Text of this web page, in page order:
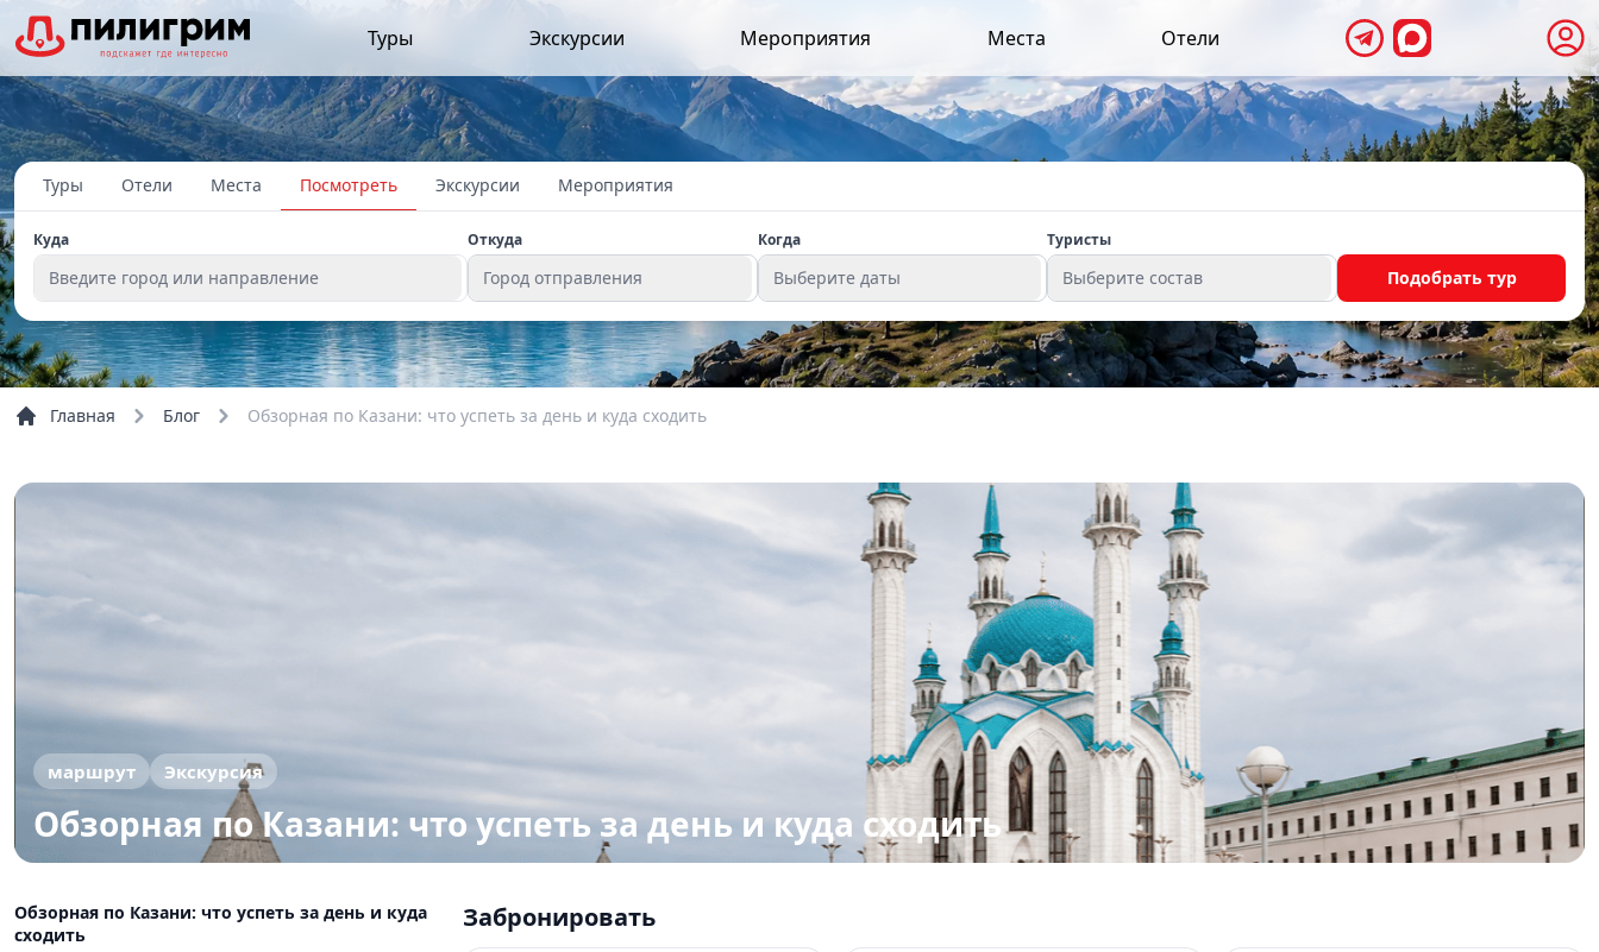
Туры Экскурсии Мероприятия Места Отели
Туры Отели Места Посмотреть Экскурсии Мероприятия
Куда
Введите город или направление
Откуда
Город отправления
Когда
Выберите даты
Туристы
Выберите состав Подобрать тур
Главная Блог Обзорная по Казани: что успеть за день и куда сходить
маршрут Экскурсия
Обзорная по Казани: что успеть за день и куда сходить
Обзорная по Казани: что успеть за день и куда
сходить
Забронировать
5+